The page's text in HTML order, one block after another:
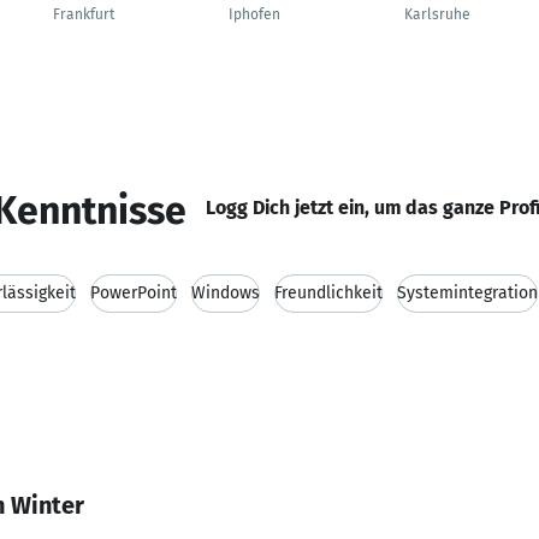
Frankfurt Iphofen Karlsruhe
Logg Dich jetzt ein, um das ganze
PowerPoint Windows Freundlichkeit Systemintegration
Winter